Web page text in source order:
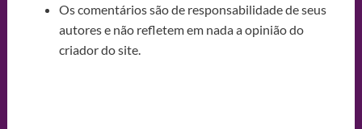
Os comentários são de responsabilidade de seus
autores e não refletem em nada a opinião do
criador do site.